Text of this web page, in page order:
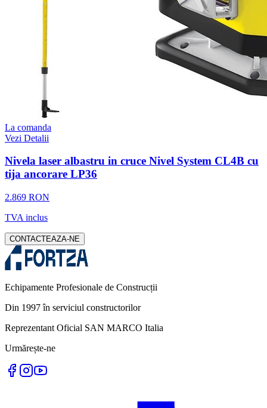
La comanda
Vezi Detalii
Nivela laser albastru in cruce Nivel System CL4B cu
tija ancorare LP36
2.869 RON
TVA inclus
CONTACTEAZA-NE
Echipamente Profesionale de Construcții
Din 1997 în serviciul constructorilor
Reprezentant Oficial SAN MARCO Italia
Urmărește-ne